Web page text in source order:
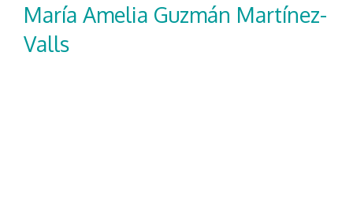
María Amelia Guzmán Martínez-
Valls